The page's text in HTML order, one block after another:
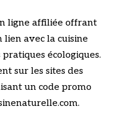
ligne affiliée offrant
lien avec la cuisine
écologiques.
sur les sites des
un code promo